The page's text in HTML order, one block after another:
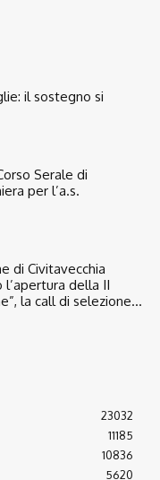
il sostegno si
Serale di
per l’a.s.
di Civitavecchia
della II
la call di selezione...
23032
11185
10836
5620